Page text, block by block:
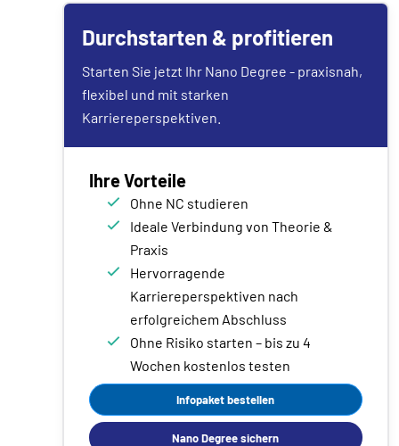
Durchstarten & profitieren
Starten Sie jetzt Ihr Nano Degree - praxisnah,
flexibel und mit starken
Karriereperspektiven.
Ihre Vorteile
Ohne NC studieren
Ideale Verbindung von Theorie &
Praxis
Hervorragende
Karriereperspektiven nach
erfolgreichem Abschluss
Ohne Risiko starten – bis zu 4
Wochen kostenlos testen
Infopaket bestellen
Nano Degree sichern